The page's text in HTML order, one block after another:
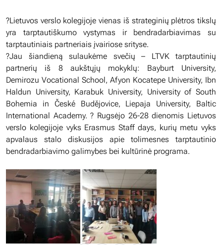
?Lietuvos verslo kolegijoje vienas iš strateginių plėtros tikslų
yra tarptautiškumo vystymas ir bendradarbiavimas su
tarptautiniais partneriais įvairiose srityse.
?Jau šiandieną sulaukėme svečių – LTVK tarptautinių
partnerių iš 8 aukštųjų mokyklų: Bayburt University,
Demirozu Vocational School, Afyon Kocatepe University, Ibn
Haldun University, Karabuk University, University of South
Bohemia in České Budějovice, Liepaja University, Baltic
International Academy. ? Rugsėjo 26-28 dienomis Lietuvos
verslo kolegijoje vyks Erasmus Staff days, kurių metu vyks
apvalaus stalo diskusijos apie tolimesnes tarptautinio
bendradarbiavimo galimybes bei kultūrinė programa.